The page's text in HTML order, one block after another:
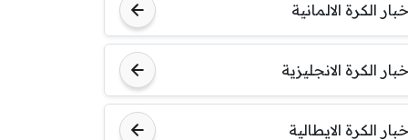
الكرة الالمانية
الكرة الانجليزية
الكرة الايطالية